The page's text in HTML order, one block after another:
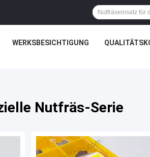
WERKSBESICHTIGUNG
Nutfräs-Serie